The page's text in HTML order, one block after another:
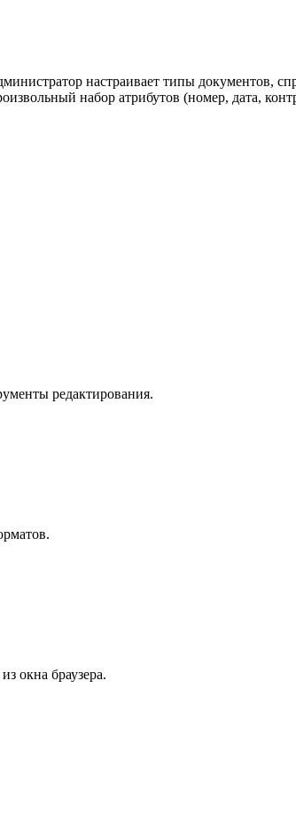
настраивает типы документов,
набор атрибутов (номер, дата,
редактирования.
окна браузера.